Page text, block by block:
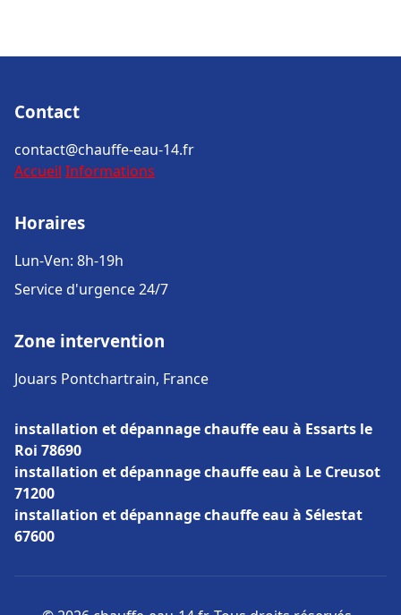
Contact
contact@chauffe-eau-14.fr
Accueil Informations
Horaires
Lun-Ven: 8h-19h
Service d'urgence 24/7
Zone intervention
Jouars Pontchartrain, France
installation et dépannage chauffe eau à Essarts le
Roi 78690
installation et dépannage chauffe eau à Le Creusot
71200
installation et dépannage chauffe eau à Sélestat
67600